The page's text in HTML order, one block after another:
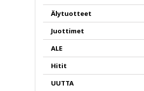
Älytuotteet
Juottimet
ALE
Hitit
UUTTA